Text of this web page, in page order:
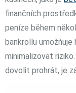
finančních
peníze během
bankrollu
minimalizovat
dovolit prohrát, je